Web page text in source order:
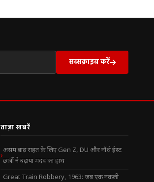
सब्सक्राइब करें
ताज़ा खबरें
असम बाढ़ राहत के लिए Gen Z, DU और नॉर्थ ईस्ट
छात्रों ने बढ़ाया मदद का हाथ
Great Train Robbery, 1963: जब एक नकली